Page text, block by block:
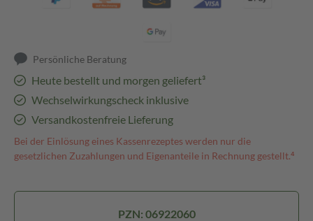
Persönliche Beratung
Heute bestellt und morgen geliefert³
Wechselwirkungscheck inklusive
Versandkostenfreie Lieferung
Bei der Einlösung eines Kassenrezeptes werden nur die
gesetzlichen Zuzahlungen und Eigenanteile in Rechnung gestellt.⁴
PZN: 06922060